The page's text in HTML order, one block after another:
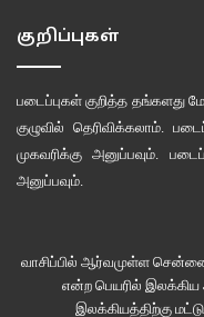
குறிப்புகள்
படைப்புகள் குறித்த தங்களது
குழுவில் தெரிவிக்கலாம்.
முகவரிக்கு அனுப்பவும்.
அனுப்பவும்.
வாசிப்பில் ஆர்வமுள்ள
என்ற பெயரில் இலக்கிய
இலக்கியத்திற்கு